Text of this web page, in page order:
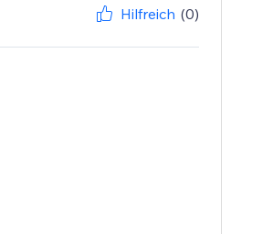
Hilfreich (0)